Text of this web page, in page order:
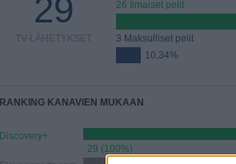
29
TV-LÄHETYKSET
26 Ilmaiset pelit
3 Maksulliset pelit
10,34%
RANKING KANAVIEN MUKAAN
Discovery+
29 (100%)